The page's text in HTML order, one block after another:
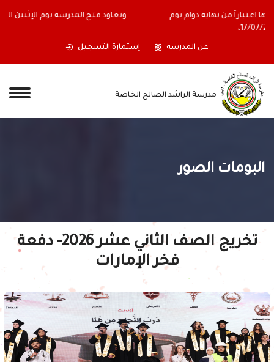
أولياء الأمور الكرام ستغلق المدرسة أبوابها اعتباراً من نهاية دوام يوم
عن المدرسه إستمارة التسجيل
مدرسة الراشد الصالح الخاصة
البومات الصور
تخريج الصف الثاني عشر 2026- دفعة
فخر الإمارات